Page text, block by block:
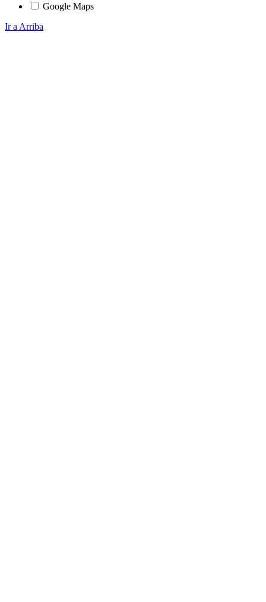
Google Maps
Ir a Arriba